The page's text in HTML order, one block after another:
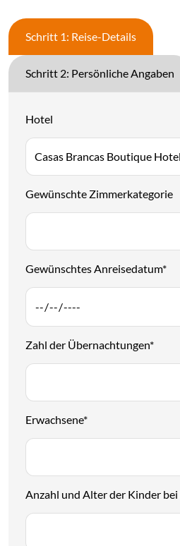
Schritt 1: Reise-Details
Schritt 2: Persönliche Angaben
Hotel
Gewünschte Zimmerkategorie
Gewünschtes Anreisedatum*
Zahl der Übernachtungen*
Erwachsene*
Anzahl und Alter der Kinder